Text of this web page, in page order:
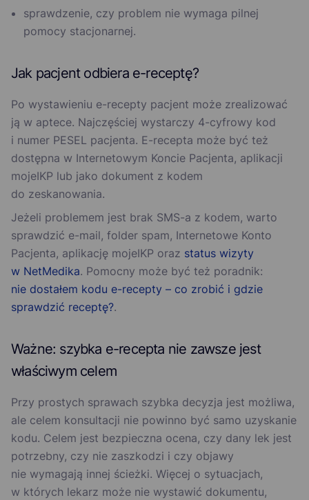
sprawdzenie, czy problem nie wymaga pilnej
pomocy stacjonarnej.
Jak pacjent odbiera e-receptę?
Po wystawieniu e-recepty pacjent może zrealizować
ją w aptece. Najczęściej wystarczy 4-cyfrowy kod
i numer PESEL pacjenta. E-recepta może być też
dostępna w Internetowym Koncie Pacjenta, aplikacji
mojeIKP lub jako dokument z kodem
do zeskanowania.
Jeżeli problemem jest brak SMS-a z kodem, warto
sprawdzić e-mail, folder spam, Internetowe Konto
Pacjenta, aplikację mojeIKP oraz status wizyty
w NetMedika. Pomocny może być też poradnik:
nie dostałem kodu e-recepty – co zrobić i gdzie
sprawdzić receptę?.
Ważne: szybka e-recepta nie zawsze jest
właściwym celem
Przy prostych sprawach szybka decyzja jest możliwa,
ale celem konsultacji nie powinno być samo uzyskanie
kodu. Celem jest bezpieczna ocena, czy dany lek jest
potrzebny, czy nie zaszkodzi i czy objawy
nie wymagają innej ścieżki. Więcej o sytuacjach,
w których lekarz może nie wystawić dokumentu,